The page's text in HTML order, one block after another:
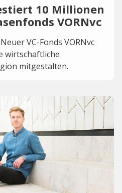
10 Millionen
VORNvc
VC-Fonds VORNvc
wirtschaftliche
mitgestalten.